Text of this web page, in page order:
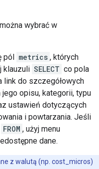
wybrać w
pól metrics , których
klauzuli SELECT co pola
link do szczegółowych
opisu, kategorii, typu
ustawień dotyczących
i powtarzania. Jeśli
FROM , użyj menu
dane.
z walutą (np. cost_micros)